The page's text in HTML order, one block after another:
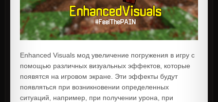
Enhanced Visuals мод увеличение погружения в игру с
помощью различных визуальных эффектов, которые
появятся на игровом экране. Эти эффекты будут
появляться при возникновении определенных
ситуаций, например, при получении урона, при